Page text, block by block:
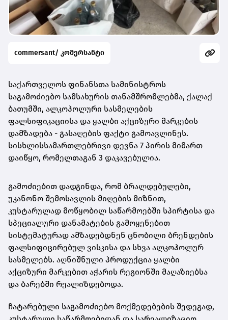
commersant/ კომერსანტი
საქართველოს ფინანსთა სამინისტროს
საგამოძიებო სამსახურის თანამშრომლებმა, ქალაქ
ბათუმში, ალკოჰოლური სასმელების
ფალსიფიკაციისა და ყალბი აქციზური მარკების
დამზადება - გასაღების ფაქტი გამოავლინეს.
სისხლისსამართლებრივი დევნა 7 პირის მიმართ
დაიწყო, რომელთაგან 3 დაკავებულია.
გამოძიებით დადგინდა, რომ ბრალდებულები,
უკანონო შემოსავლის მიღების მიზნით,
კუსტარულად მოწყობილ საწარმოებში სპირტისა და
სპეციალური დანამატების გამოყენებით
სისტემატურად ამზადებდნენ ცნობილი ბრენდების
ფალსიფიცირებულ ვისკისა და სხვა ალკოჰოლურ
სასმელებს. აღნიშნული პროდუქცია ყალბი
აქციზური მარკებით აჭარის რეგიონში მაღაზიებსა
და ბარებში რეალიზდებოდა.
ჩატარებული საგამოძიებო მოქმედებების შედეგად,